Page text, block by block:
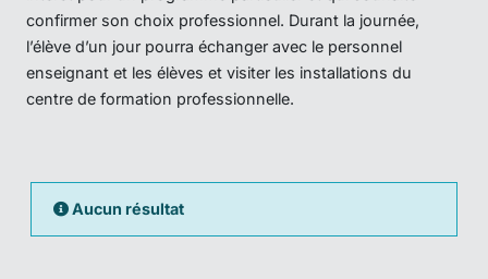
confirmer son choix professionnel. Durant la journée,
l’élève d’un jour pourra échanger avec le personnel
enseignant et les élèves et visiter les installations du
centre de formation professionnelle.
Aucun résultat